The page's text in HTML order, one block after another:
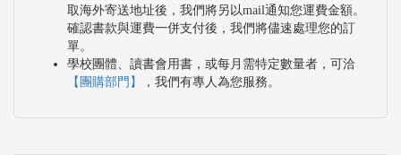
取海外寄送地址後，我們將另以mail通知您運費金額。
確認書款與運費一併支付後，我們將儘速處理您的訂
單。
學校團體、讀書會用書，或每月需特定數量者，可洽
【團購部門】
，我們有專人為您服務。